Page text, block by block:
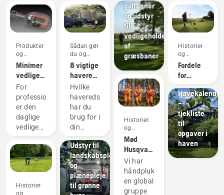
Produkter
og
innovationer
Minimer
vedligeholdelse
af
elektrisk
udstyr
med
batteridrevet
For
professionelle
er den
daglige
vedligeholdelse
motoren
en af de
tidskrævende
potentielt
Historier
og
Sådan gør
du og
vejledninger
8 vigtige
haveredskaber
med
batteri –
sådan
bruges
de!
Hvilke
haveredskaber
har du
brug for i
din
dag
findes
der
batteridrevet
alternativer
Udstyr til
landskabspleje
og
plænepleje
til grønne
golfbaner
og udstyr
til
vedligeholdelse
af
græsbaner
Historier
og
inspiration
Mød
Husqvarna
H-
teamet -
vores
mest
Vi har
håndplukket
en global
gruppe
Historier
og
inspiration
Fordele
for
ved
autonom
klipning
Sådan gør
du og
Havekalender
–
tjekliste
til
opgaver i
haven